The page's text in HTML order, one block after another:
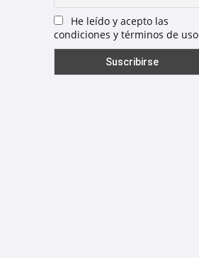
He leído y acepto las
condiciones y términos de uso